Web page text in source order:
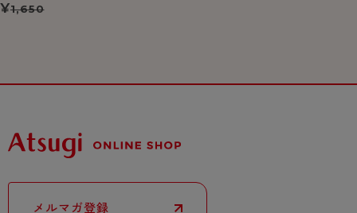
¥1,650
メルマガ登録